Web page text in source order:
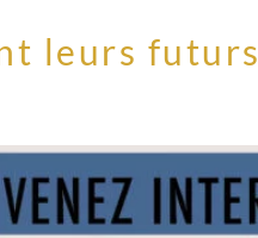
leurs futurs